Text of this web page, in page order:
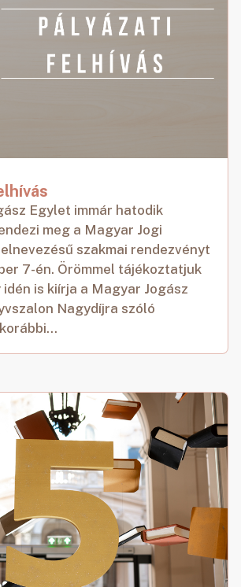
Egylet immár hatodik
meg a Magyar Jogi
szakmai rendezvényt
7-én. Örömmel tájékoztatjuk
is kiírja a Magyar Jogász
Nagydíjra szóló